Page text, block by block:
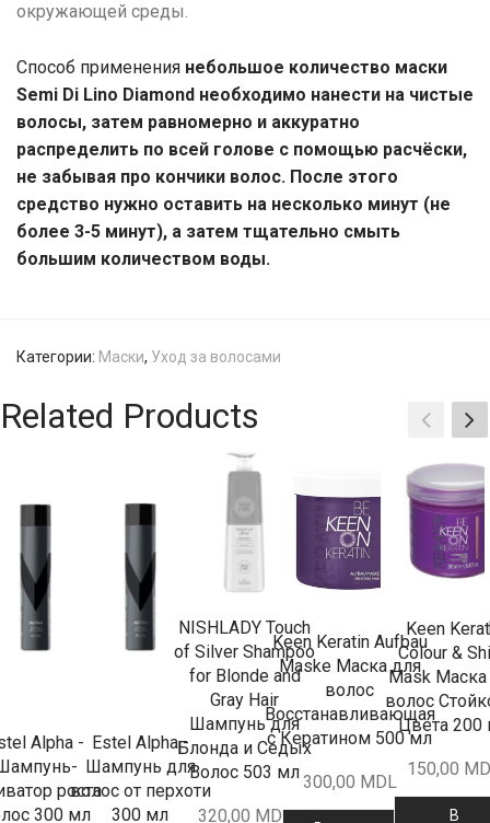
окружающей среды.
Способ применения небольшое количество маски
Semi Di Lino Diamond необходимо нанести на чистые
волосы, затем равномерно и аккуратно
распределить по всей голове с помощью расчёски,
не забывая про кончики волос. После этого
средство нужно оставить на несколько минут (не
более 3-5 минут), а затем тщательно смыть
большим количеством воды.
Категории: Маски, Уход за волосами
Related Products
Alpha -
роста
300 мл
Estel Alpha -
Шампунь для
волос от перхоти
300 мл
NISHLADY Touch
of Silver Shampoo
for Blonde and
Gray Hair
Шампунь для
Блонда и Седых
Волос 503 мл
320,00 MDL
Keen Keratin Aufbau
Maske Маска для
волос
Восстанавливающая
с Кератином 500 мл
300,00 MDL
Keen
Colour &
Mask
волос
Цвета 200
150,00
В